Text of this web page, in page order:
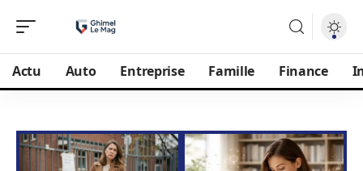
Actu Auto Entreprise Famille Finance